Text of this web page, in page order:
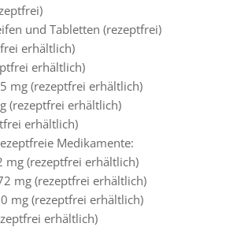
und Tabletten (rezeptfrei)
erhältlich)
erhältlich)
mg (rezeptfrei erhältlich)
(rezeptfrei erhältlich)
erhältlich)
Medikamente:
mg (rezeptfrei erhältlich)
mg (rezeptfrei erhältlich)
mg (rezeptfrei erhältlich)
erhältlich)